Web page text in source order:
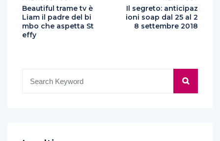
Beautiful trame tv è
Liam il padre del bi
mbo che aspetta St
effy
Il segreto: anticipaz
ioni soap dal 25 al 2
8 settembre 2018